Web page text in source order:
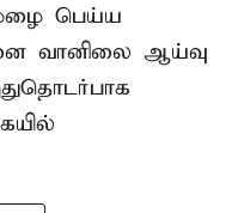
பெய்ய
வானிலை ஆய்வு